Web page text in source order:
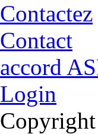
Contactez
Contact
accord
Login